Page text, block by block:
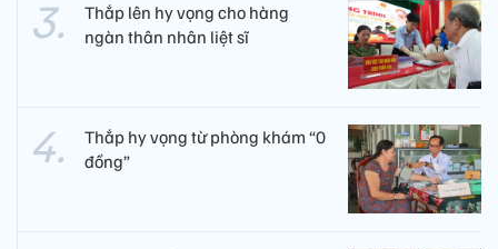
Thắp lên hy vọng cho hàng
ngàn thân nhân liệt sĩ
Thắp hy vọng từ phòng khám “0
đồng”